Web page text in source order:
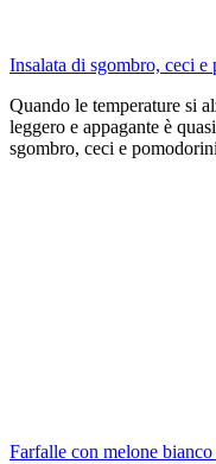
Insalata di sgombro, ceci
Quando le temperature si
leggero e appagante è
sgombro, ceci e
Farfalle con melone